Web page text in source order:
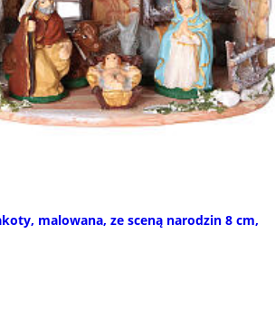
malowana, ze sceną narodzin 8 cm,